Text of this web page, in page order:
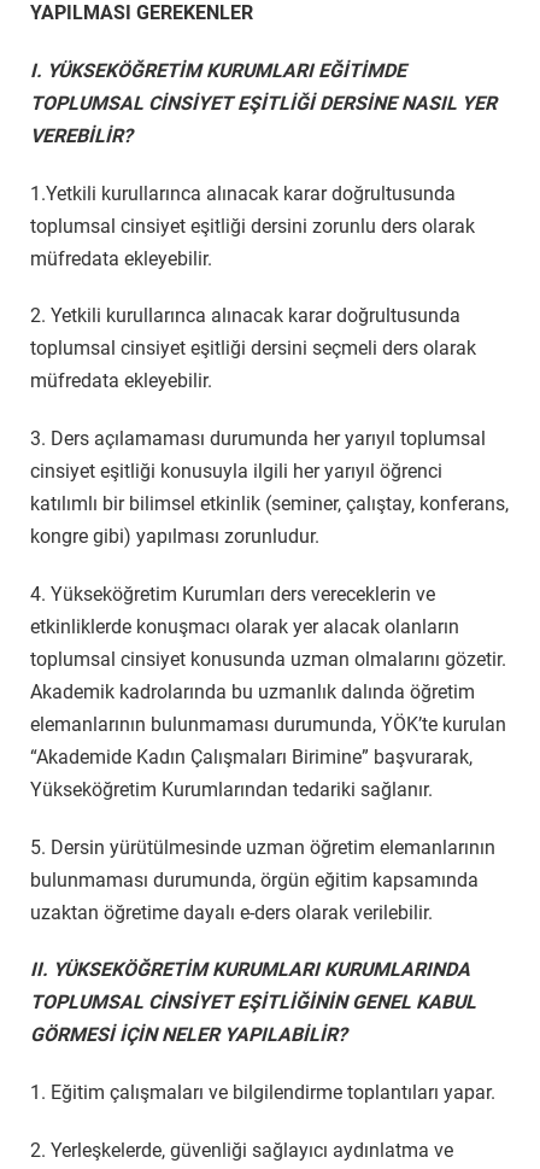
YAPILMASI GEREKENLER
I. YÜKSEKÖĞRETİM KURUMLARI EĞİTİMDE
TOPLUMSAL CİNSİYET EŞİTLİĞİ DERSİNE NASIL YER
VEREBİLİR?
1.Yetkili kurullarınca alınacak karar doğrultusunda
toplumsal cinsiyet eşitliği dersini zorunlu ders olarak
müfredata ekleyebilir.
2. Yetkili kurullarınca alınacak karar doğrultusunda
toplumsal cinsiyet eşitliği dersini seçmeli ders olarak
müfredata ekleyebilir.
3. Ders açılamaması durumunda her yarıyıl toplumsal
cinsiyet eşitliği konusuyla ilgili her yarıyıl öğrenci
katılımlı bir bilimsel etkinlik (seminer, çalıştay, konferans,
kongre gibi) yapılması zorunludur.
4. Yükseköğretim Kurumları ders vereceklerin ve
etkinliklerde konuşmacı olarak yer alacak olanların
toplumsal cinsiyet konusunda uzman olmalarını gözetir.
Akademik kadrolarında bu uzmanlık dalında öğretim
elemanlarının bulunmaması durumunda, YÖK’te kurulan
“Akademide Kadın Çalışmaları Birimine” başvurarak,
Yükseköğretim Kurumlarından tedariki sağlanır.
5. Dersin yürütülmesinde uzman öğretim elemanlarının
bulunmaması durumunda, örgün eğitim kapsamında
uzaktan öğretime dayalı e-ders olarak verilebilir.
II. YÜKSEKÖĞRETİM KURUMLARI KURUMLARINDA
TOPLUMSAL CİNSİYET EŞİTLİĞİNİN GENEL KABUL
GÖRMESİ İÇİN NELER YAPILABİLİR?
1. Eğitim çalışmaları ve bilgilendirme toplantıları yapar.
2. Yerleşkelerde, güvenliği sağlayıcı aydınlatma ve